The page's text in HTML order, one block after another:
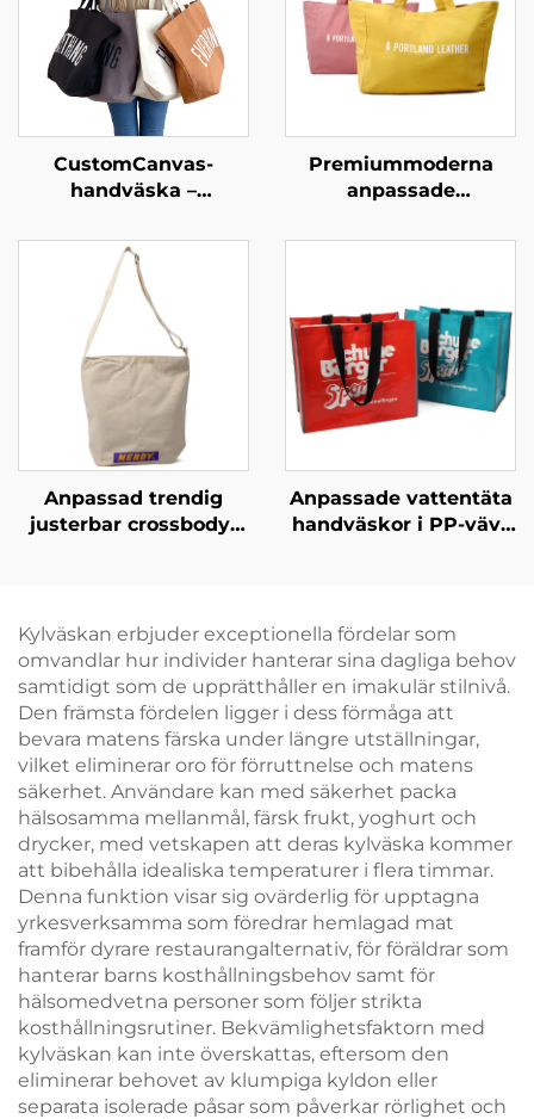
CustomCanvas-
handväska –
vardagsnödvändighet
Premiummoderna
anpassade
personliga märkta
Anpassad trendig
justerbar crossbody-
Anpassade vattentäta
handväskor i PP-vävt
bärväskor för
modebutiker
Kylväskan erbjuder exceptionella fördelar som
omvandlar hur individer hanterar sina dagliga behov
samtidigt som de upprätthåller en imakulär stilnivå.
Den främsta fördelen ligger i dess förmåga att
bevara matens färska under längre utställningar,
vilket eliminerar oro för förruttnelse och matens
säkerhet. Användare kan med säkerhet packa
hälsosamma mellanmål, färsk frukt, yoghurt och
drycker, med vetskapen att deras kylväska kommer
att bibehålla idealiska temperaturer i flera timmar.
Denna funktion visar sig ovärderlig för upptagna
yrkesverksamma som föredrar hemlagad mat
framför dyrare restaurangalternativ, för föräldrar som
hanterar barns kosthållningsbehov samt för
hälsomedvetna personer som följer strikta
kosthållningsrutiner. Bekvämlighetsfaktorn med
kylväskan kan inte överskattas, eftersom den
eliminerar behovet av klumpiga kyldon eller
separata isolerade påsar som påverkar rörlighet och